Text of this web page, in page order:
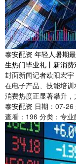
泰安配资 年轻人暑期
生热门毕业礼丨新消费
封面新闻记者欧阳宏宇
在电子产品、技能培
消费热度正显著攀升
泰安配资 日期：07-26
查看： 196 分类： 专业